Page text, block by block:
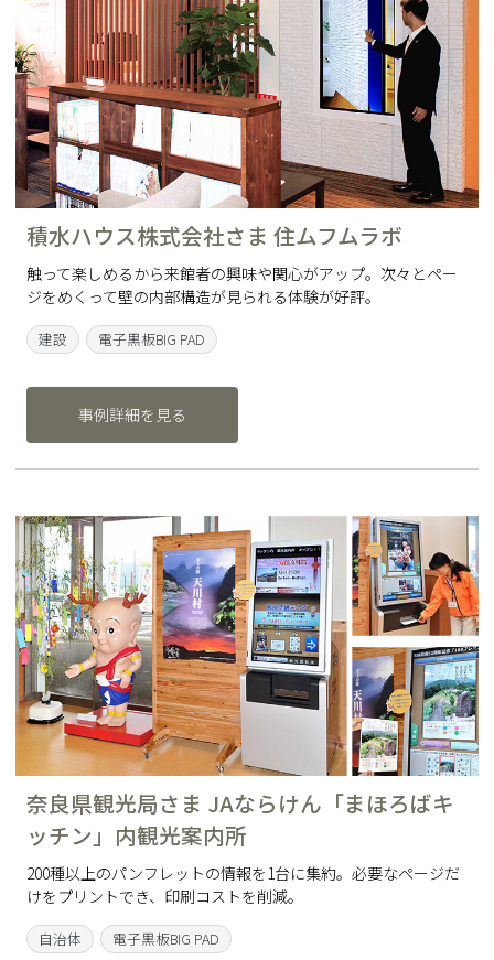
積水ハウス株式会社さま 住ムフムラボ
触って楽しめるから来館者の興味や関心がアップ。次々とペー
ジをめくって壁の内部構造が見られる体験が好評。
建設 電子黒板BIG PAD
事例詳細を見る
奈良県観光局さま JAならけん「まほろばキ
ッチン」内観光案内所
200種以上のパンフレットの情報を1台に集約。必要なページだ
けをプリントでき、印刷コストを削減。
自治体 電子黒板BIG PAD